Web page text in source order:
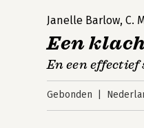
Janelle Barlow, C.
Een
En een
Gebonden